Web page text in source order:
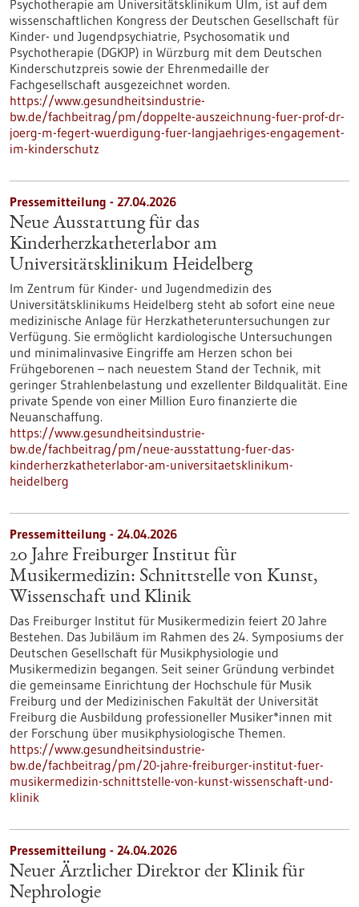
Psychotherapie am Universitätsklinikum Ulm, ist auf dem
wissenschaftlichen Kongress der Deutschen Gesellschaft für
Kinder-​ und Jugendpsychiatrie, Psychosomatik und
Psychotherapie (DGKJP) in Würzburg mit dem Deutschen
Kinderschutzpreis sowie der Ehrenmedaille der
Fachgesellschaft ausgezeichnet worden.
https://www.gesundheitsindustrie-
bw.de/fachbeitrag/pm/doppelte-auszeichnung-fuer-prof-dr-
joerg-m-fegert-wuerdigung-fuer-langjaehriges-engagement-
im-kinderschutz
Pressemitteilung - 27.04.2026
Neue Ausstattung für das
Kinderherzkatheterlabor am
Universitätsklinikum Heidelberg
Im Zentrum für Kinder- und Jugendmedizin des
Universitätsklinikums Heidelberg steht ab sofort eine neue
medizinische Anlage für Herzkatheteruntersuchungen zur
Verfügung. Sie ermöglicht kardiologische Untersuchungen
und minimalinvasive Eingriffe am Herzen schon bei
Frühgeborenen – nach neuestem Stand der Technik, mit
geringer Strahlenbelastung und exzellenter Bildqualität. Eine
private Spende von einer Million Euro finanzierte die
Neuanschaffung.
https://www.gesundheitsindustrie-
bw.de/fachbeitrag/pm/neue-ausstattung-fuer-das-
kinderherzkatheterlabor-am-universitaetsklinikum-
heidelberg
Pressemitteilung - 24.04.2026
20 Jahre Freiburger Institut für
Musikermedizin: Schnittstelle von Kunst,
Wissenschaft und Klinik
Das Freiburger Institut für Musikermedizin feiert 20 Jahre
Bestehen. Das Jubiläum im Rahmen des 24. Symposiums der
Deutschen Gesellschaft für Musikphysiologie und
Musikermedizin begangen. Seit seiner Gründung verbindet
die gemeinsame Einrichtung der Hochschule für Musik
Freiburg und der Medizinischen Fakultät der Universität
Freiburg die Ausbildung professioneller Musiker*innen mit
der Forschung über musikphysiologische Themen.
https://www.gesundheitsindustrie-
bw.de/fachbeitrag/pm/20-jahre-freiburger-institut-fuer-
musikermedizin-schnittstelle-von-kunst-wissenschaft-und-
klinik
Pressemitteilung - 24.04.2026
Neuer Ärztlicher Direktor der Klinik für
Nephrologie